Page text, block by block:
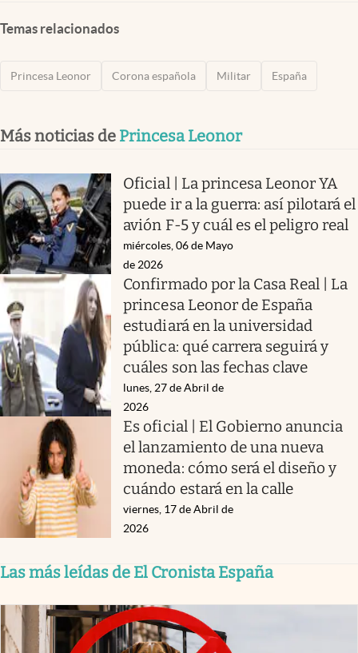
Temas relacionados
Princesa Leonor Corona española Militar España
Más noticias de Princesa Leonor
Oficial | La princesa Leonor YA
puede ir a la guerra: así pilotará el
avión F-5 y cuál es el peligro real
miércoles, 06 de Mayo
de 2026
Confirmado por la Casa Real | La
princesa Leonor de España
estudiará en la universidad
pública: qué carrera seguirá y
cuáles son las fechas clave
lunes, 27 de Abril de
2026
Es oficial | El Gobierno anuncia
el lanzamiento de una nueva
moneda: cómo será el diseño y
cuándo estará en la calle
viernes, 17 de Abril de
2026
Las más leídas de El Cronista España